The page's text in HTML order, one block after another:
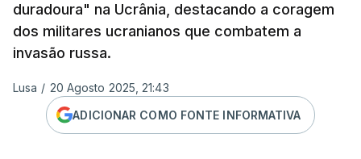
duradoura" na Ucrânia, destacando a coragem
dos militares ucranianos que combatem a
invasão russa.
Lusa / 20 Agosto 2025, 21:43
ADICIONAR COMO FONTE INFORMATIVA